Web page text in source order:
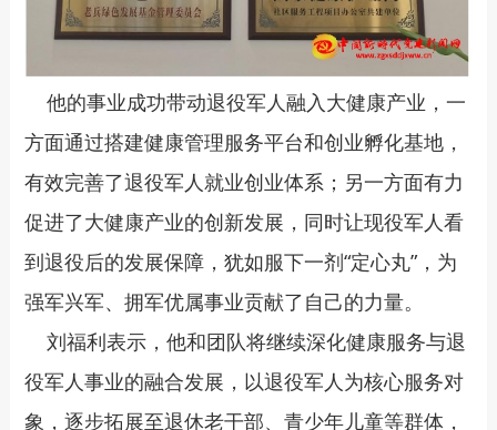
他的事业成功带动退役军人融入大健康产业，一
方面通过搭建健康管理服务平台和创业孵化基地，
有效完善了退役军人就业创业体系；另一方面有力
促进了大健康产业的创新发展，同时让现役军人看
到退役后的发展保障，犹如服下一剂“定心丸”，为
强军兴军、拥军优属事业贡献了自己的力量。
刘福利表示，他和团队将继续深化健康服务与退
役军人事业的融合发展，以退役军人为核心服务对
象，逐步拓展至退休老干部、青少年儿童等群体，